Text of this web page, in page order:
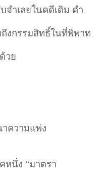
จำเลยในคดีเดิม คำ
งกรรมสิทธิ์ในที่พิพาท
วย
ความแพ่ง
หนึ่ง “มาตรา